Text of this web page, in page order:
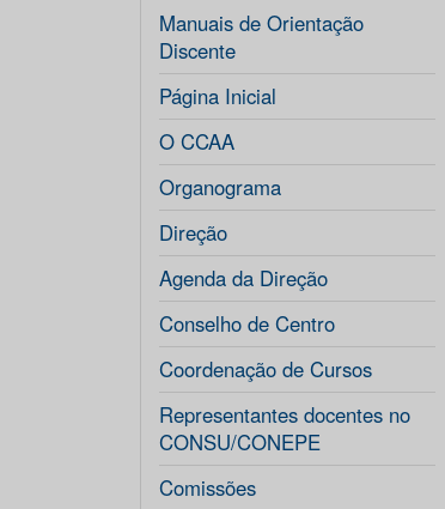
Manuais de Orientação
Discente
Página Inicial
O CCAA
Organograma
Direção
Agenda da Direção
Conselho de Centro
Coordenação de Cursos
Representantes docentes no
CONSU/CONEPE
Comissões